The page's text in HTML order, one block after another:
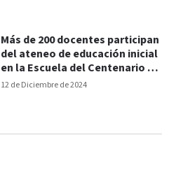
12 de Diciembre de 2024
Más de 200 docentes participan
del ateneo de educación inicial
en la Escuela del Centenario de
Paraná